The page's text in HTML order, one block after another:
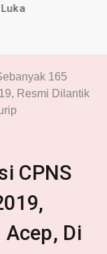
165
Resmi Dilantik
CPNS
Di